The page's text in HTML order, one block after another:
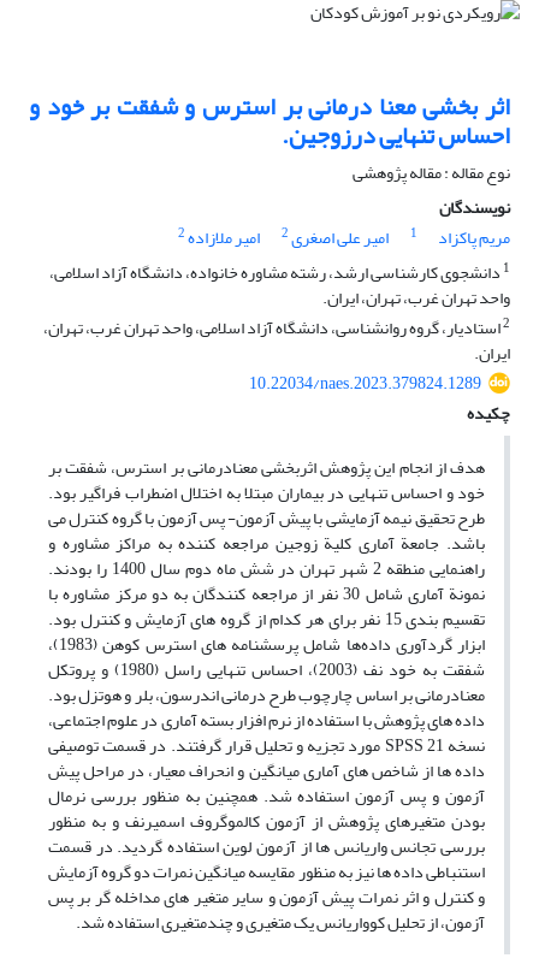
اثر بخشی معنا درمانی بر استرس و شفقت بر خود و
احساس تنهایی درزوجین.
نوع مقاله : مقاله پژوهشی
نویسندگان
مریم پاکزاد
1 امیر علی اصغری2 امیر ملازاده2
1 دانشجوی کارشناسی ارشد، رشته مشاوره خانواده، دانشگاه آزاد اسلامی،
واحد تهران غرب، تهران، ایران.
2استادیار، گروه روانشناسی، دانشگاه آزاد اسلامی، واحد تهران غرب، تهران،
ایران.
10.22034/naes.2023.379824.1289
چکیده
هدف از انجام این پژوهش اثربخشی معنادرمانی بر استرس، شفقت بر
خود و احساس تنهایی در بیماران مبتلا به اختلال اضطراب فراگیر بود.
طرح تحقیق نیمه آزمایشی با پیش آزمون- پس آزمون با گروه کنترل می
باشد. جامعة آماری کلیة زوجین مراجعه کننده به مراکز مشاوره و
راهنمایی منطقه 2 شهر تهران در شش ماه دوم سال 1400 را بودند.
نمونة آماری شامل 30 نفر از مراجعه کنندگان به دو مرکز مشاوره با
تقسیم بندی 15 نفر برای هر کدام از گروه های آزمایش و کنترل بود.
ابزار گردآوری داده‌ها شامل پرسشنامه های استرس کوهن (1983)،
شفقت به خود نف (2003)، احساس تنهایی راسل (1980) و پروتکل
معنادرمانی بر اساس چارچوب طرح درمانی اندرسون، بلر و هوتزل بود.
داده های پژوهش با استفاده از نرم افزار بسته آماری در علوم اجتماعی،
نسخه 21 SPSS مورد تجزیه و تحلیل قرار گرفتند. در قسمت توصیفی
داده ها از شاخص های آماری میانگین و انحراف معیار، در مراحل پیش
آزمون و پس آزمون استفاده شد. همچنین به منظور بررسی نرمال
بودن متغیرهای پژوهش از آزمون کالموگروف اسمیرنف و به منظور
بررسی تجانس واریانس ها از آزمون لوین استفاده گردید. در قسمت
استنباطی داده ها نیز به منظور مقایسه میانگین نمرات دو گروه آزمایش
و کنترل و اثر نمرات پیش آزمون و سایر متغیر های مداخله گر بر پس
آزمون، از تحلیل کوواریانس یک متغیری و چندمتغیری استفاده شد.